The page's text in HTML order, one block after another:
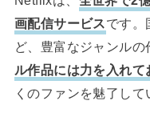
画配信サービスです。
ど、豊富なジャンルの
ル作品には力を入れて
くのファンを魅了して